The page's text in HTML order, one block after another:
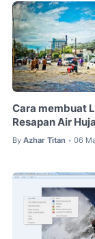
Cara membuat
Resapan Air
By Azhar Titan • 06